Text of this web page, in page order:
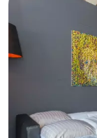
minutes
Plages
Voir
faire
d'intérêt